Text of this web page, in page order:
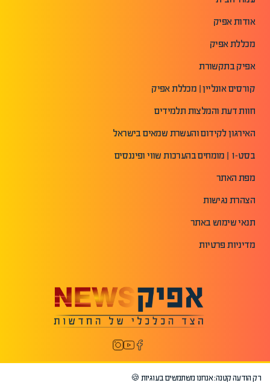
אודות אפיק
מכללת אפיק
אפיק בתקשורת
קורסים אונליין | מכללת אפיק
חוות דעת והמלצות תלמידים
האירגון לקידום והעשרת שמאים בישראל
בסט-1 | מומחים בהערכות שווי ופיננסים
מפת האתר
הצהרת נגישות
תנאי שימוש באתר
מדיניות פרטיות
רק הודעה קטנה: אנחנו משתמשים בעוגיות 🍪